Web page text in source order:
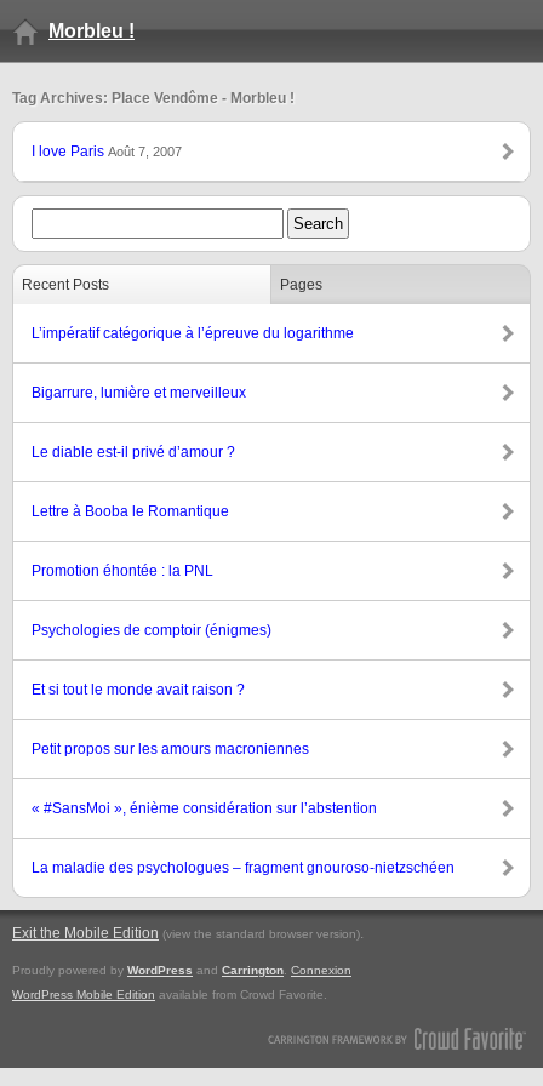
Morbleu !
Tag Archives: Place Vendôme - Morbleu !
I love Paris Août 7, 2007
Recent Posts Pages
L’impératif catégorique à l’épreuve du logarithme
Bigarrure, lumière et merveilleux
Le diable est-il privé d’amour ?
Lettre à Booba le Romantique
Promotion éhontée : la PNL
Psychologies de comptoir (énigmes)
Et si tout le monde avait raison ?
Petit propos sur les amours macroniennes
« #SansMoi », énième considération sur l’abstention
La maladie des psychologues – fragment gnouroso-nietzschéen
Exit the Mobile Edition (view the standard browser version).
Proudly powered by WordPress and Carrington Connexion
WordPress Mobile Edition available from Crowd Favorite.